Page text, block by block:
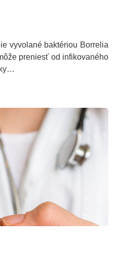
vyvolané baktériou Borrelia
preniesť od infikovaného